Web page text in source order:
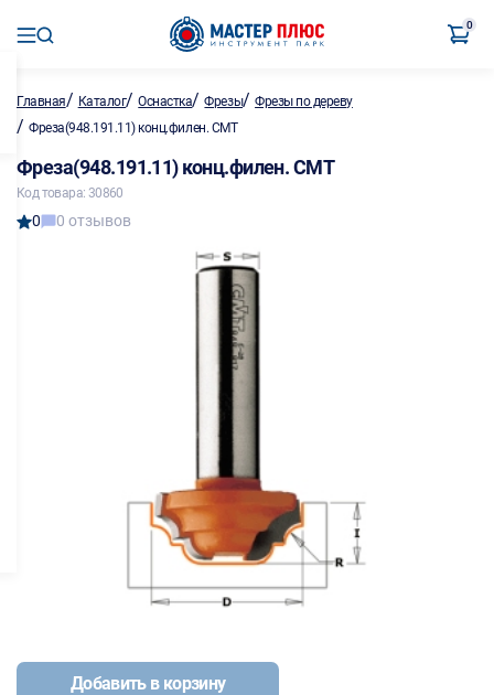
0
Главная/ Каталог/Оснастка/Фрезы/Фрезы по дереву
/ Фреза(948.191.11) конц.филен. CMT
Фреза(948.191.11) конц.филен. CMT
Код товара: 30860
0 0 отзывов
Добавить в корзину